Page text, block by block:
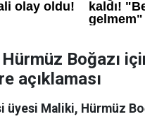
Boğazı
açıklaması
üyesi Maliki, Hürmüz